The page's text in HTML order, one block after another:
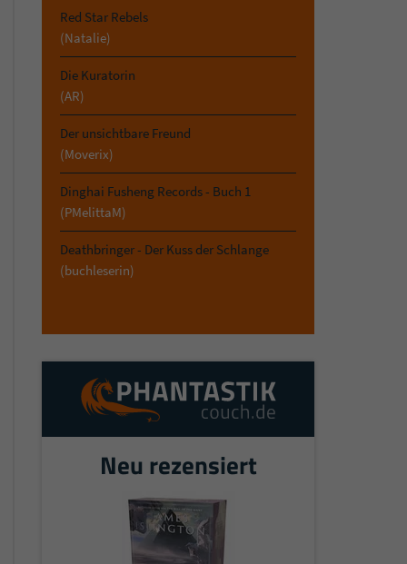
Ben Robinson
Red Star Rebels
(Natalie)
Die Kuratorin
(AR)
Der unsichtbare Freund
(Moverix)
Dinghai Fusheng Records - Buch 1
(PMelittaM)
Deathbringer - Der Kuss der Schlange
(buchleserin)
Neu rezensiert